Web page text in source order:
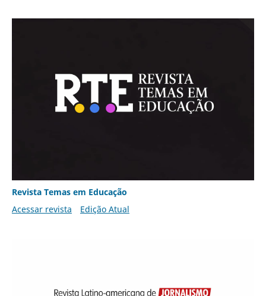
Revista Temas em Educação
Acessar revista
Edição Atual